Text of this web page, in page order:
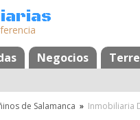
Negocios
de Salamanca » Inmobiliaria